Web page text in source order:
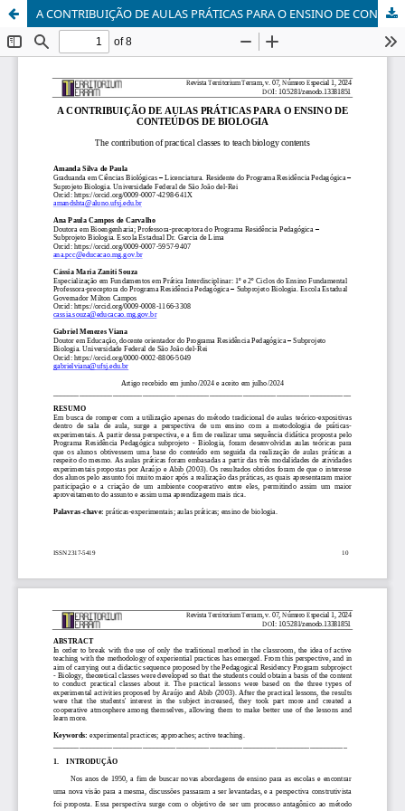
A CONTRIBUIÇÃO DE AULAS PRÁTICAS PARA O ENSINO DE CONTEÚDOS DE BIOLOGIA